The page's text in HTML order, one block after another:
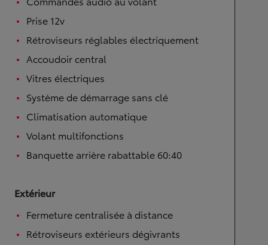
Prise 12v
Rétroviseurs réglables électriquement
Accoudoir central
Vitres électriques
Système de démarrage sans clé
Climatisation automatique
Volant multifonctions
Banquette arrière rabattable 60:40
Extérieur
Fermeture centralisée à distance
Rétroviseurs extérieurs dégivrants